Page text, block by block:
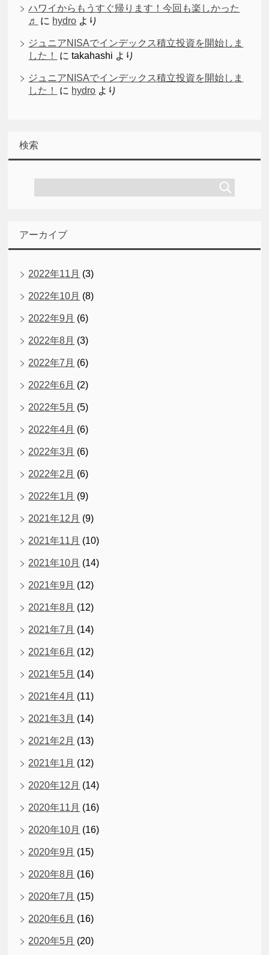
ハワイからもうすぐ帰ります！今回も楽しかった
♬
に hydro より
ジュニアNISAでインデックス積立投資を開始しま
した！
にtakahashi より
ジュニアNISAでインデックス積立投資を開始しま
した！
に hydro より
検索
アーカイブ
2022年11月 (3)
2022年10月 (8)
2022年9月 (6)
2022年8月 (3)
2022年7月 (6)
2022年6月 (2)
2022年5月 (5)
2022年4月 (6)
2022年3月 (6)
2022年2月 (6)
2022年1月 (9)
2021年12月 (9)
2021年11月 (10)
2021年10月 (14)
2021年9月 (12)
2021年8月 (12)
2021年7月 (14)
2021年6月 (12)
2021年5月 (14)
2021年4月 (11)
2021年3月 (14)
2021年2月 (13)
2021年1月 (12)
2020年12月 (14)
2020年11月 (16)
2020年10月 (16)
2020年9月 (15)
2020年8月 (16)
2020年7月 (15)
2020年6月 (16)
2020年5月 (20)